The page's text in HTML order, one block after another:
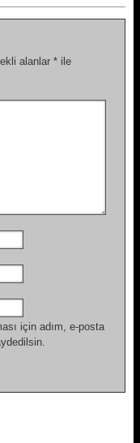
alanlar * ile
için adım, e-posta